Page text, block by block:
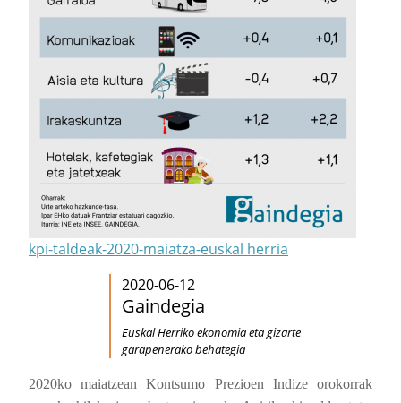
kpi-taldeak-2020-maiatza-euskal herria
2020-06-12
Gaindegia
Euskal Herriko ekonomia eta gizarte
garapenerako behategia
2020ko maiatzean Kontsumo Prezioen Indize orokorrak